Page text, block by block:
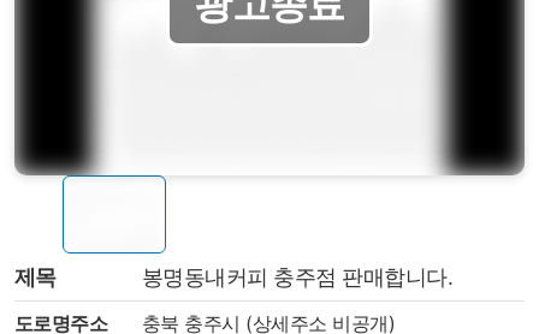
제목 봉명동내커피 충주점 판매합니다.
도로명주소
충북 충주시 (상세주소 비공개)